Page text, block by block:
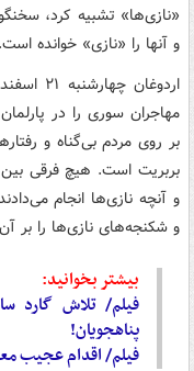
«نازی‌ها» تشبیه کرد،
و آنها را «نازی» خوانده است.
مهاجران سوری را در
بر روی مردم بی‌گناه و
بربریت است. هیچ فرقی
و آنچه نازی‌ها انجام
و شکنجه‌های نازی‌ها را بر
بیشتر بخوانید:
فیلم/ تلاش گارد
پناهجویان!
فیلم/ اقدام عجیب